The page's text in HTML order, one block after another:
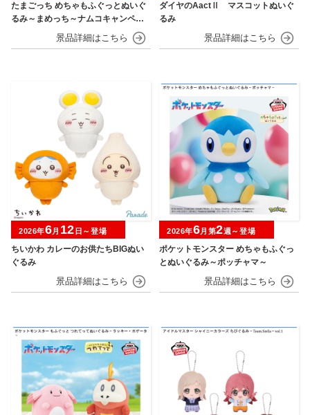
たまごっち めちゃもふぐっとぬいぐ
るみ～まめっち～ナムコキャンペー
ダイヤのAactⅡ マスコットぬいぐ
るみ
ちいかわ カレーのお供たちBIGぬい
ぐるみ
2026年6月 12 日～登場
ポケットモンスター めちゃもふぐっ
とぬいぐるみ～ポッチャマ～
2026年6月第2週～登場